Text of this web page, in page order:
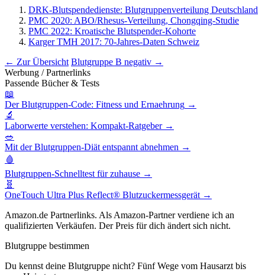
DRK-Blutspendedienste: Blutgruppenverteilung Deutschland
PMC 2020: ABO/Rhesus-Verteilung, Chongqing-Studie
PMC 2022: Kroatische Blutspender-Kohorte
Karger TMH 2017: 70-Jahres-Daten Schweiz
← Zur Übersicht Blutgruppe B negativ →
Werbung / Partnerlinks
Passende Bücher & Tests
📖
Der Blutgruppen-Code: Fitness und Ernaehrung →
🔬
Laborwerte verstehen: Kompakt-Ratgeber →
🥗
Mit der Blutgruppen-Diät entspannt abnehmen →
🩸
Blutgruppen-Schnelltest für zuhause →
🧬
OneTouch Ultra Plus Reflect® Blutzuckermessgerät →
Amazon.de Partnerlinks. Als Amazon-Partner verdiene ich an
qualifizierten Verkäufen. Der Preis für dich ändert sich nicht.
Blutgruppe bestimmen
Du kennst deine Blutgruppe nicht? Fünf Wege vom Hausarzt bis